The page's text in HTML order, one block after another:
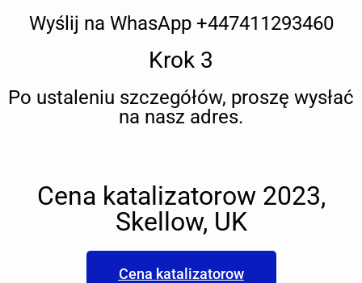
Wyślij na WhasApp +447411293460
Krok 3
Po ustaleniu szczegółów, proszę wysłać
na nasz adres.
Cena katalizatorow 2023,
Skellow, UK
Cena katalizatorow